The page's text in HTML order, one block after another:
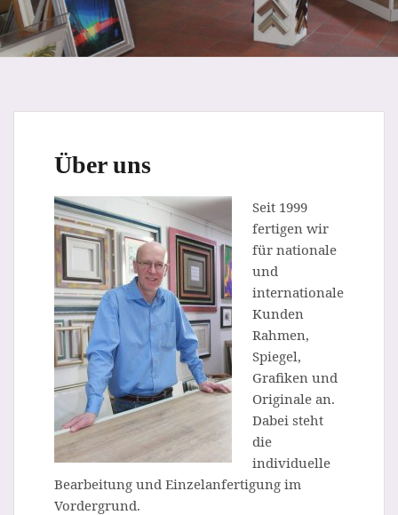
Über uns
Seit 1999
fertigen wir
für nationale
und
internationale
Kunden
Rahmen,
Spiegel,
Grafiken und
Originale an.
Dabei steht
die
individuelle
Bearbeitung und Einzelanfertigung im
Vordergrund.